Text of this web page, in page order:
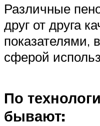
Различные
друг от друга
показателями,
сферой
По
бывают: